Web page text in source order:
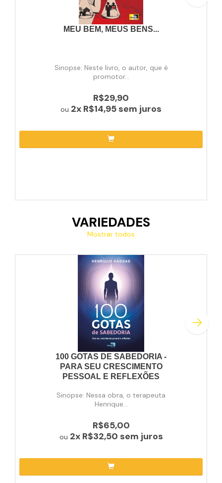
MEU BEM, MEUS BENS...
Sinopse: Neste livro, o autor, que é
promotor...
R$29,90
ou 2x R$14,95 sem juros
VARIEDADES
Mostrar todos
100 GOTAS DE SABEDORIA -
PARA SEU CRESCIMENTO
PESSOAL E REFLEXÕES
Sinopse: Nessa obra, o terapeuta
Henrique...
R$65,00
ou 2x R$32,50 sem juros